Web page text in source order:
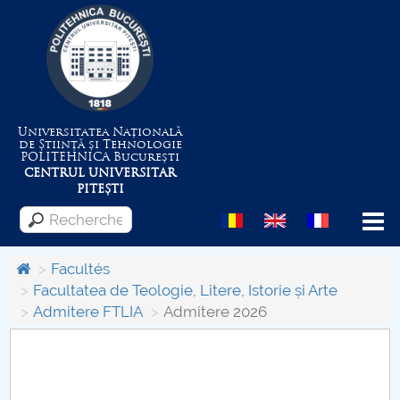
Universitatea Națională
de Știință și Tehnologie
POLITEHNICABucurești
CENTRUL UNIVERSITAR
PITEȘTI
Menu
Despre Universitate
Facultés
Facultatea de Teologie, Litere, Istorie și Arte
Admitere FTLIA
Admitere 2026